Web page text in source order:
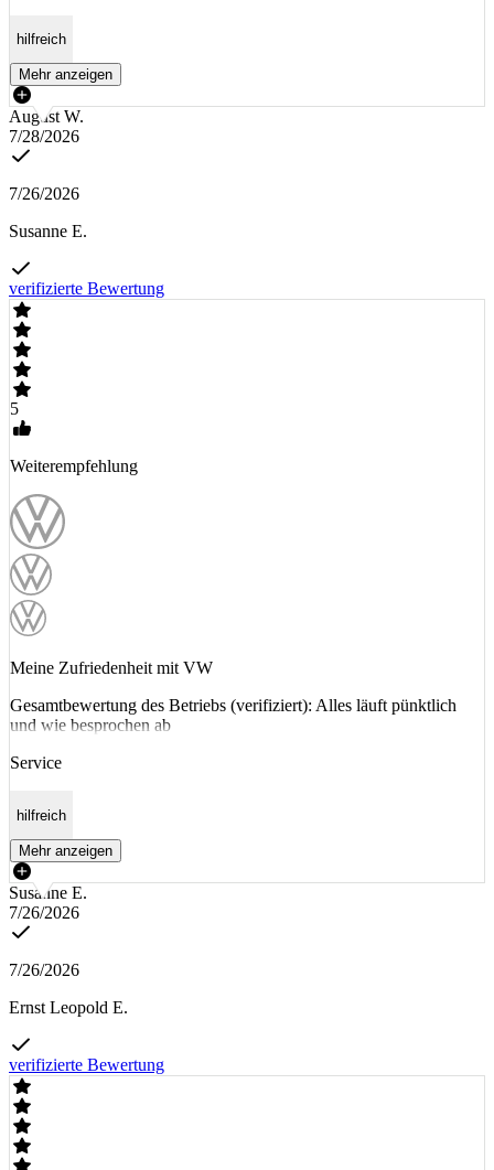
hilfreich
Mehr anzeigen
August W.
7/28/2026
7/26/2026
Susanne E.
verifizierte Bewertung
5
Weiterempfehlung
Meine Zufriedenheit mit VW
Gesamtbewertung des Betriebs (verifiziert): Alles läuft pünktlich
und wie besprochen ab
Service
hilfreich
Mehr anzeigen
Susanne E.
7/26/2026
7/26/2026
Ernst Leopold E.
verifizierte Bewertung